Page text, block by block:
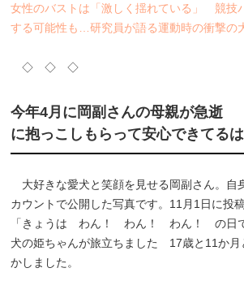
女性のバストは「激しく揺れている」 競技
する可能性も…研究員が語る運動時の衝撃の
◇ ◇ ◇
今年4月に岡副さんの母親が急逝
に抱っこしもらって安心できてるは
大好きな愛犬と笑顔を見せる岡副さん。自
カウントで公開した写真です。11月1日に投
「きょうは わん！ わん！ わん！ の日
犬の姫ちゃんが旅立ちました 17歳と11か月
かしました。